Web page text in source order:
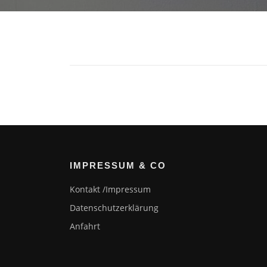
IMPRESSUM & CO
Kontakt /Impressum
Datenschutz­erklärung
Anfahrt